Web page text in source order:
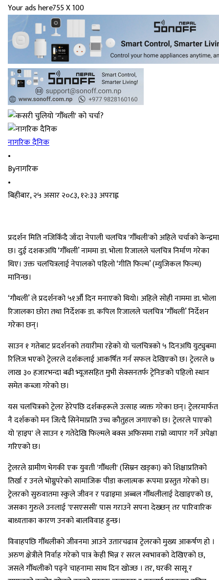
Your ads here755 X 100
नागरिक दैनिक
•
Byनागरिक
•
बिहीबार, २५ असार २०८३, १२:३३ अपराह्न
प्रदर्शन मिति नजिकिँदै जाँदा नेपाली चलचित्र 'गौँथली'को अहिले चर्चाको केन्द्रमा
छ। दुई दशकअघि ‘गौँथली’ नाममा डा. भोला रिजालले चलचित्र निर्माण गरेका
थिए। उक्त चलचित्रलाई नेपालको पहिलो ‘गीति फिल्म’ (म्युजिकल फिल्म)
मानिन्छ।
‘गौथली’ ले प्रदर्शनको ५१औँ दिन मनाएको थियो। अहिले सोही नाममा डा. भोला
रिजालका छोरा तथा निर्देशक डा. कपिल रिजालले चलचित्र ‘गौँथली’ निर्देशन
गरेका छन्।
साउन १ गतेबाट प्रदर्शनको तयारीमा रहेको यो चलचित्रको ५ दिनअघि युट्युबमा
रिलिज भएको ट्रेलरले दर्शकलाई आकर्षित गर्न सफल देखिएको छ। ट्रेलरले ७
लाख ३० हजारभन्दा बढी भ्यूजसहित मुभी सेक्सनतर्फ ट्रेनिङको पहिलो स्थान
समेत कब्जा गरेको छ।
यस चलचित्रको ट्रेलर हेरेपछि दर्शकहरूले उत्साह व्यक्त गरेका छन्। ट्रेलरमार्फत
नै दर्शकको मन जित्दै सिनेमाप्रति उच्च कौतुहल जगाएको छ। ट्रेलरले पाएको
यो 'हाइप' ले साउन १ गतेदेखि फिल्मले बक्स अफिसमा राम्रो व्यापार गर्ने अपेक्षा
गरिएको छ।
ट्रेलरले ग्रामीण भेगकी एक युवती 'गौँथली' (सिम्रन खड्का) को शिक्षाप्रतिको
तिर्खा र उनले भोग्नुपरेको सामाजिक पीडा कलात्मक रूपमा प्रस्तुत गरेको छ।
ट्रेलरको सुरुवातमा स्कुले जीवन र पढाइमा अब्बल गौँथलीलाई देखाइएको छ,
जसका गुरुले उनलाई 'एसएससी' पास गराउने सपना देख्छन् तर पारिवारिक
बाध्यताका कारण उनको बालविवाह हुन्छ।
विवाहपछि गौँथलीको जीवनमा आउने उतारचढाव ट्रेलरको मुख्य आकर्षण हो ।
अरुण क्षेत्रीले निर्वाह गरेको पात्र केही भिन्न र सरल स्वभावको देखिएको छ,
जसले गौँथलीको पढ्ने चाहनामा साथ दिन खोज्छ । तर, घरकी सासू र